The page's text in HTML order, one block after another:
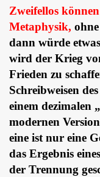
Zweifellos
Metaphysik,
dann würde
wird der Krieg
Frieden zu
Schreibweisen
einem dezimalen
modernen
eine ist nur eine
das Ergebnis
der Trennung